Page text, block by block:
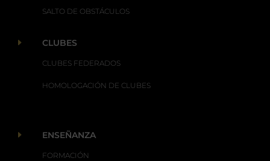
SALTO DE OBSTÁCULOS
E CLUBES
CLUBES FEDERADOS
HOMOLOGACIÓN DE CLUBES
E ENSEÑANZA
FORMACIÓN